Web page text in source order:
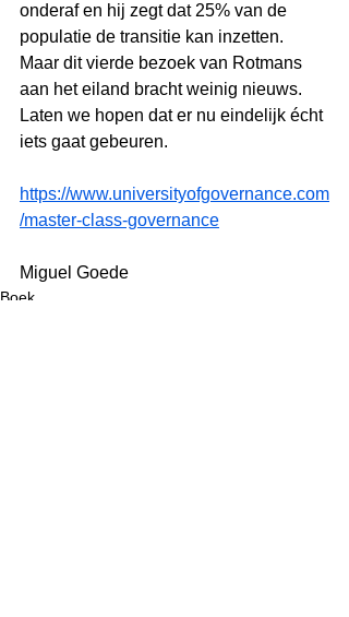
onderaf en hij zegt dat 25% van de
populatie de transitie kan inzetten.
Maar dit vierde bezoek van Rotmans
aan het eiland bracht weinig nieuws.
Laten we hopen dat er nu eindelijk écht
iets gaat gebeuren.
https://www.universityofgovernance.com
/master-class-governance
Miguel Goede
Boek